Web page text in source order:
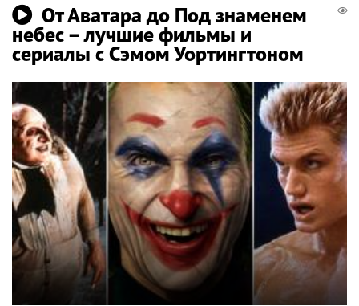
От Аватара до Под знаменем
небес – лучшие фильмы и
сериалы с Сэмом Уортингтоном